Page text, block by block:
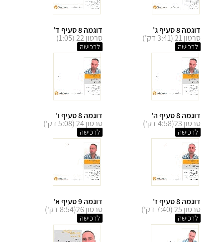
דוגמה 8 סעיף ג'
סרטון 21 (3:41 דק')
לרכישה
דוגמה 8 סעיף ד'
סרטון 22 (1:05)
לרכישה
דוגמה 8 סעיף ה'
סרטון 23(4:58 דק')
לרכישה
דוגמה 8 סעיף ו'
סרטון 24 (5:08 דק')
לרכישה
דוגמה 8 סעיף ז'
סרטון 25 (7:40 דק')
לרכישה
דוגמה 9 סעיף א'
סרטון 26(8:54 דק')
לרכישה